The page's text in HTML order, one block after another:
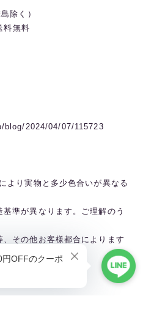
除く）
料無料
2024/04/07/115723
より実物と多少色合いが異なる
準が異なります。ご理解のう
、その他お客様都合によります
ださい。